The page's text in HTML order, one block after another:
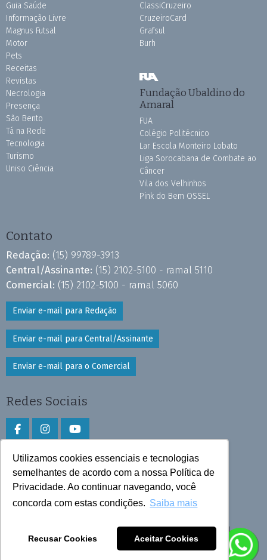
Utilizamos cookies essenciais e tecnologias
semelhantes de acordo com a nossa Política de
Privacidade. Ao continuar navegando, você
concorda com estas condições. Saiba mais
Recusar Cookies Aceitar Cookies
Guia Saúde
Informação Livre
Magnus Futsal
Motor
Pets
Receitas
Revistas
Necrologia
Presença
São Bento
Tá na Rede
Tecnologia
Turismo
Uniso Ciência
ClassiCruzeiro
CruzeiroCard
Grafsul
Burh
Fundação Ubaldino do
Amaral
FUA
Colégio Politécnico
Lar Escola Monteiro Lobato
Liga Sorocabana de Combate ao
Câncer
Vila dos Velhinhos
Pink do Bem OSSEL
Contato
Redação: (15) 99789-3913
Central/Assinante: (15) 2102-5100 - ramal 5110
Comercial: (15) 2102-5100 - ramal 5060
Enviar e-mail para Redação
Enviar e-mail para Central/Assinante
Enviar e-mail para o Comercial
Redes Sociais
Faça download do aplicativo
Play Store e App Store
Todos os direitos reservados © 2025 Cruzeiro do Sul